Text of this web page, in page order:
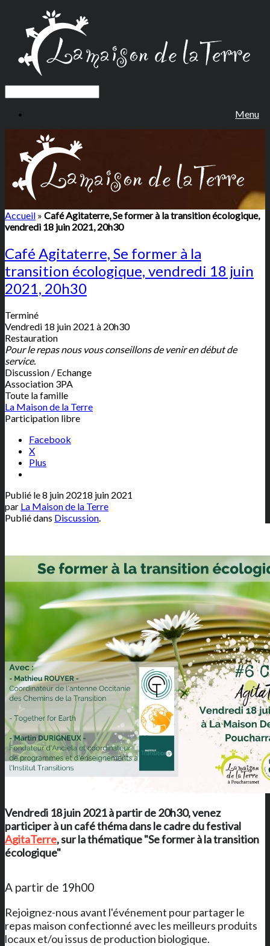
Menu
Accueil » Café Agitaterre, Se former à la transition écologique,
vendredi 18 juin 2021, 20h30
Café Agitaterre, Se former à la
transition écologique, vendredi 18 juin
2021, 20h30
Terminé
Vendredi 18 juin 2021 à 20h30
Restauration
Pour le repas nous vous conseillons de venir en début de
service.
Discussion / Echange
Association 3PA
Toute la famille
La Maison de la Terre
Participation libre
Facebook
X
Plus
Publié le8 juin 20218 juin 2021
par La Maison de la Terre
Publié dans Discussion.
Vendredi 18 juin 2021 à partir de 20h30, venez
participer à un café théma dans le cadre du festival
AgitaTerre, sur la thématique "Se former à la transition
écologique"
A partir de 19h00
Rejoignez-nous avant l'événement pour partager le
repas maison confectionné avec les meilleurs produits
locaux et/ou issus de production biologique.